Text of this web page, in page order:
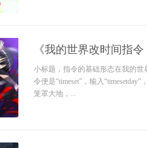
《我的世界改时间指
小标题，指令的基础形态在我的
令便是“timeset”，输入
笼罩大地，...